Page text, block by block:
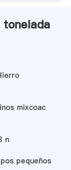
tonelada
mixcoac
n
pequeños